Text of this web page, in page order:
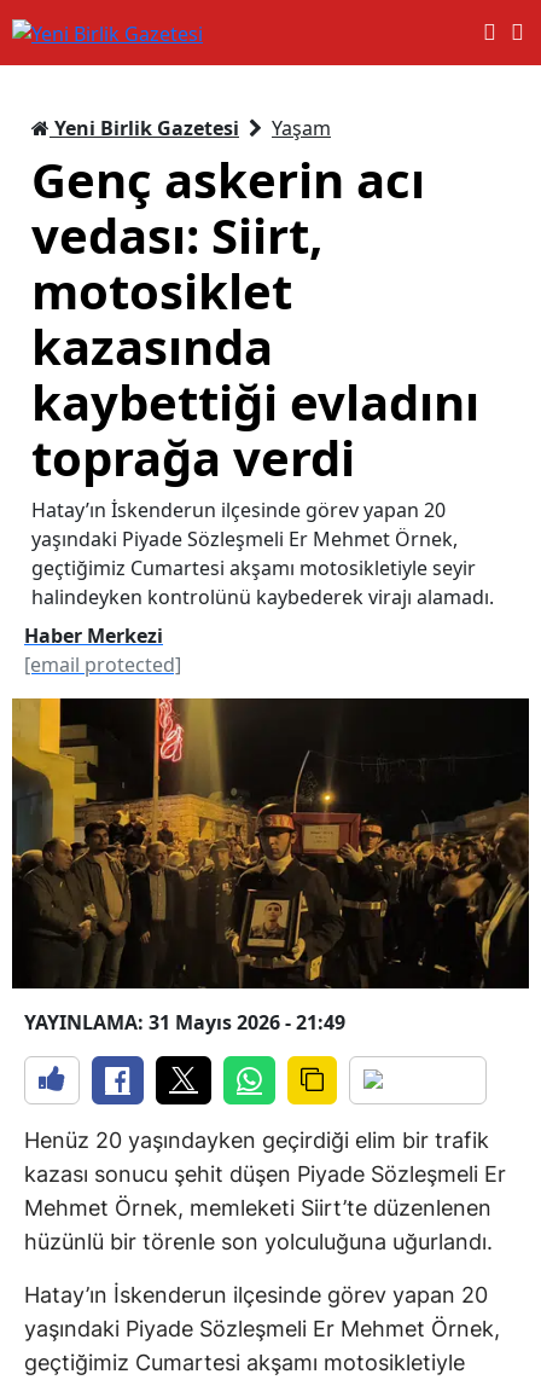
Yeni Birlik Gazetesi Yaşam
Genç askerin acı
vedası: Siirt,
motosiklet
kazasında
kaybettiği evladını
toprağa verdi
Hatay’ın İskenderun ilçesinde görev yapan 20
yaşındaki Piyade Sözleşmeli Er Mehmet Örnek,
geçtiğimiz Cumartesi akşamı motosikletiyle seyir
halindeyken kontrolünü kaybederek virajı alamadı.
Haber Merkezi
[email protected]
YAYINLAMA: 31 Mayıs 2026 - 21:49
Henüz 20 yaşındayken geçirdiği elim bir trafik
kazası sonucu şehit düşen Piyade Sözleşmeli Er
Mehmet Örnek, memleketi Siirt’te düzenlenen
hüzünlü bir törenle son yolculuğuna uğurlandı.
Hatay’ın İskenderun ilçesinde görev yapan 20
yaşındaki Piyade Sözleşmeli Er Mehmet Örnek,
geçtiğimiz Cumartesi akşamı motosikletiyle